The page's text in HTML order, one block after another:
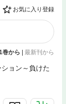
お気に入り登録
巻から | 最新刊から
ョン～負けた